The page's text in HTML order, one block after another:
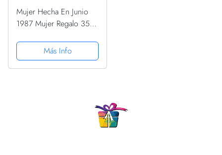
Mujer Hecha En Junio
1987 Mujer Regalo 35
CamisetaMás Info